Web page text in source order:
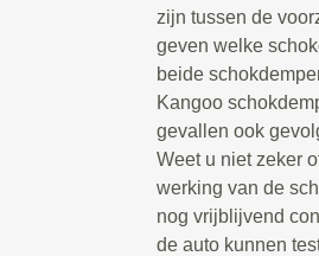
zijn tussen de
geven welke
beide
Kangoo
gevallen ook
Weet u niet zeker
werking van de
nog vrijblijvend
de auto kunnen